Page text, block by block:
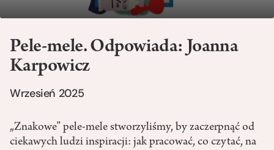
Pele-mele. Odpowiada: Joanna
Karpowicz
Wrzesień 2025
„Znakowe” pele-mele stworzyliśmy, by zaczerpnąć od
ciekawych ludzi inspiracji: jak pracować, co czytać, na